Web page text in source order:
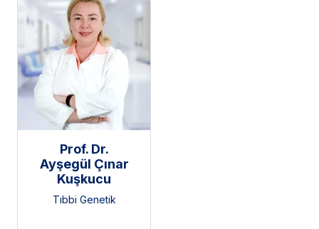
Prof. Dr.
Ayşegül Çınar
Kuşkucu
Tıbbi Genetik